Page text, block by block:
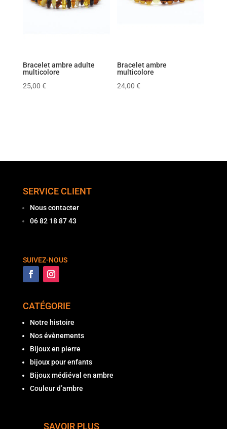
Bracelet ambre adulte
multicolore
25,00 €
Bracelet ambre
multicolore
24,00€
SERVICE CLIENT
Nous contacter
06 82 18 87 43
SUIVEZ-NOUS
CATÉGORIE
Notre histoire
Nos évènements
Bijoux en pierre
bijoux pour enfants
Bijoux médiéval en ambre
Couleur d’ambre
SAVOIR PLUS